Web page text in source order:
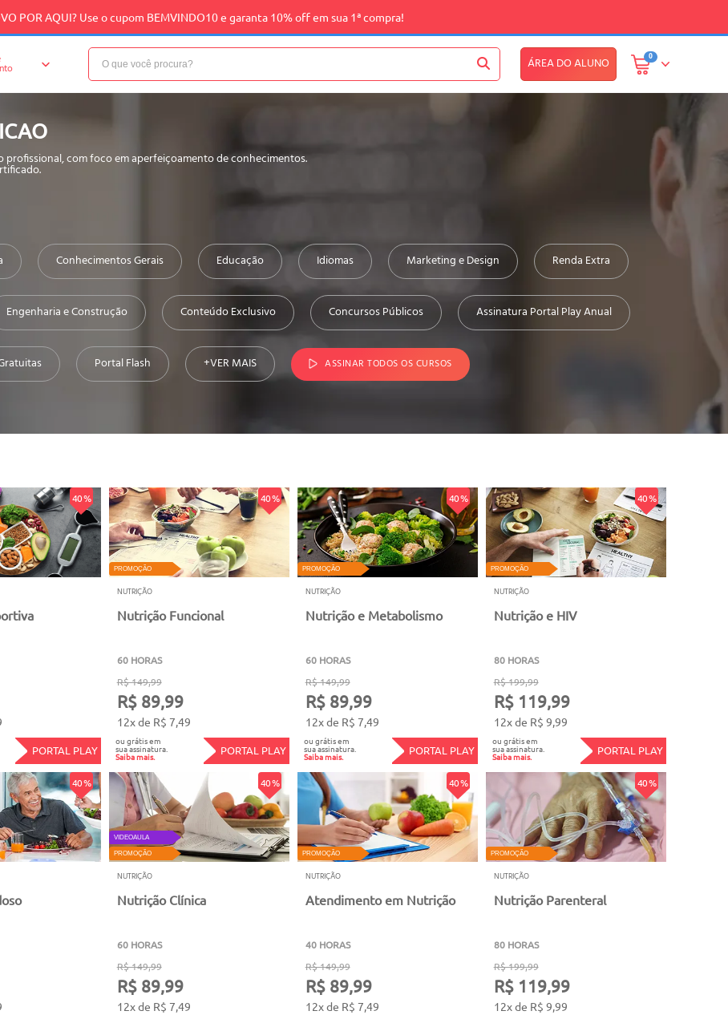
POR AQUI? Use o cupom BEMVINDO10 e garanta 10% off em sua 1ª compra!
ÁREA DO ALUNO 0
com foco em aperfeiçoamento de conhecimentos.
Conhecimentos Gerais Educação Idiomas Marketing e Design Renda Extra
Engenharia e Construção Conteúdo Exclusivo Concursos Públicos Assinatura Portal Play Anual
Portal Flash +VER MAIS ASSINAR TODOS OS CURSOS
40 %
PORTAL PLAY
40 %
PROMOÇÃO
NUTRIÇÃO
Nutrição Funcional
60 HORAS
R$ 149,99
R$ 89,99
12x de R$ 7,49
ou grátis em
sua assinatura.
Saiba mais. PORTAL PLAY
40 %
PROMOÇÃO
NUTRIÇÃO
Nutrição e Metabolismo
60 HORAS
R$ 149,99
R$ 89,99
12x de R$ 7,49
ou grátis em
sua assinatura.
Saiba mais. PORTAL PLAY
40 %
PROMOÇÃO
NUTRIÇÃO
Nutrição e HIV
80 HORAS
R$ 199,99
R$ 119,99
12x de R$ 9,99
ou grátis em
sua assinatura.
Saiba mais. PORTAL PLAY
40 % 40 %
VIDEOAULA
PROMOÇÃO
NUTRIÇÃO
Nutrição Clínica
60 HORAS
R$ 149,99
R$ 89,99
12x de R$ 7,49
40 %
PROMOÇÃO
NUTRIÇÃO
Atendimento em Nutrição
40 HORAS
R$ 149,99
R$ 89,99
12x de R$ 7,49
40 %
PROMOÇÃO
NUTRIÇÃO
Nutrição Parenteral
80 HORAS
R$ 199,99
R$ 119,99
12x de R$ 9,99